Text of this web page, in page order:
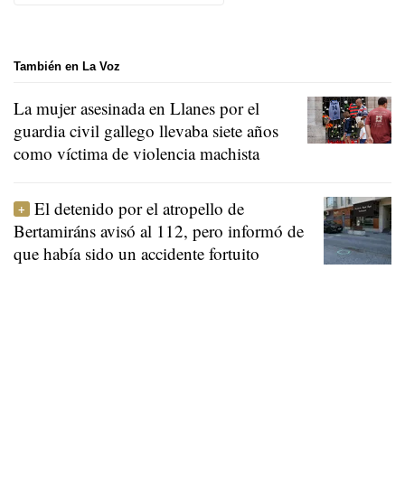
También en La Voz
La mujer asesinada en Llanes por el
guardia civil gallego llevaba siete años
como víctima de violencia machista
El detenido por el atropello de
Bertamiráns avisó al 112, pero informó de
que había sido un accidente fortuito